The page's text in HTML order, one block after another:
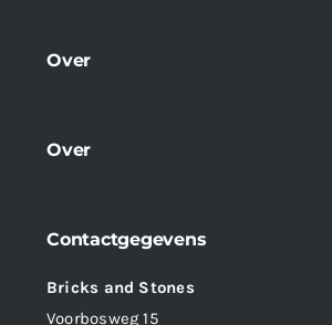
Over
Over
Contactgegevens
Bricks and Stones
Voorbosweg 15